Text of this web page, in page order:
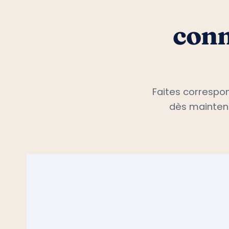
Faites
dès